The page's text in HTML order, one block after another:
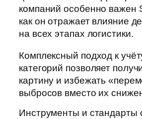
компаний особенно важен
как он отражает влияние
на всех этапах логистики.
Комплексный подход к
категорий позволяет
картину и избежать
выбросов вместо их
Инструменты и стандарты